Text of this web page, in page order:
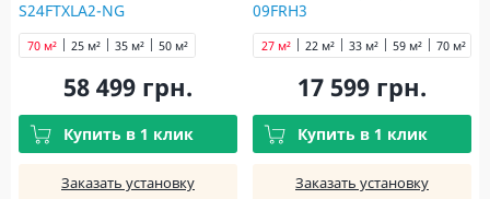
S24FTXLA2-NG
25 м² 35 м² 50 м²
70 м²
58 499 грн.
Купить в 1 клик
Заказать установку
09FRH3
22 м²
27 м² 33 м² 59 м² 70 м²
17 599 грн.
Купить в 1 клик
Заказать установку